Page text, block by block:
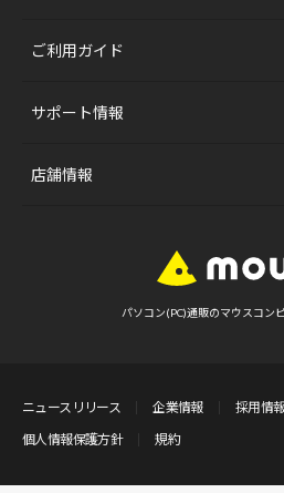
ご利用ガイド
サポート情報
店舗情報
パソコン(PC)通販のマウスコン
ニュースリリース 企業情報
採用情
個人情報保護方針
規約